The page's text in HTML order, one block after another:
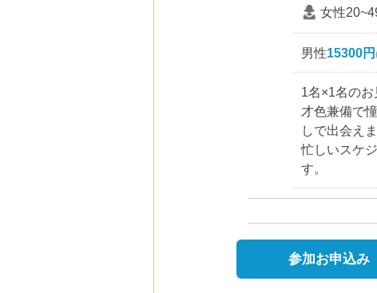
女性
男性15300円
1名×1名のお
才色兼備で
しで出会えま
忙しいスケ
す。
参加お申込み